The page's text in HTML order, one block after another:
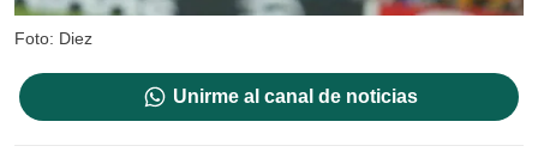
Foto: Diez
Unirme al canal de noticias